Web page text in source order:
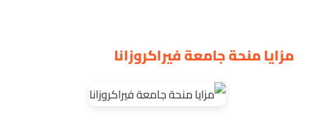
مزايا منحة جامعة فيراكروزانا